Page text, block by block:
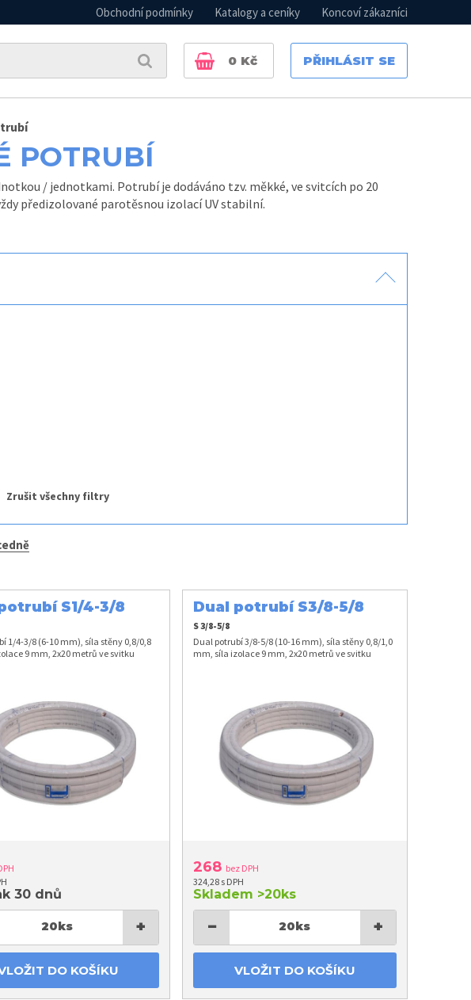
Obchodní podmínky Katalogy a ceníky Koncoví zákazníci
PŘIHLÁSIT SE
0 Kč
POTRUBÍ
/ jednotkami. Potrubí je dodáváno tzv. měkké, ve svitcích po 20
předizolované parotěsnou izolací UV stabilní.
Zrušit všechny filtry
S1/4-3/8
1/4-3/8 (6-10 mm), síla stěny 0,8/0,8
9 mm, 2x20 metrů ve svitku
30 dnů
20ks +
DO KOŠÍKU
Dual potrubí S3/8-5/8
S 3/8-5/8
Dual potrubí 3/8-5/8 (10-16 mm), síla stěny 0,8/1,0
mm, síla izolace 9 mm, 2x20 metrů ve svitku
268 bez DPH
324,28 s DPH
Skladem >20ks
− 20ks +
VLOŽIT DO KOŠÍKU